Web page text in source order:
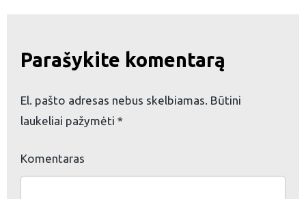
Parašykite komentarą
El. pašto adresas nebus skelbiamas. Būtini
laukeliai pažymėti *
Komentaras